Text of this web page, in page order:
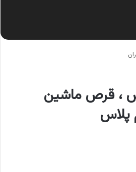
، قرص ماشین
پلاس